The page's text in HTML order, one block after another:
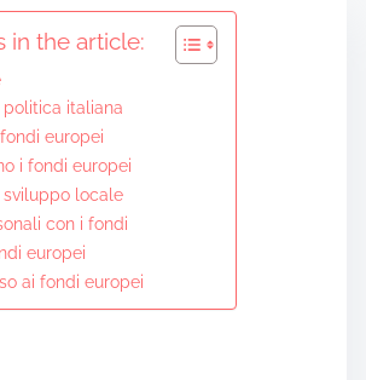
in the article:
politica italiana
europei
i fondi europei
sviluppo locale
con i fondi
europei
ai fondi europei